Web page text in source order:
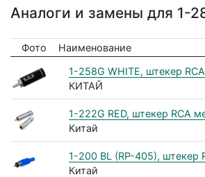
Аналоги и замены для 1-
Фото Наименование
1-258G WHITE, штекер
КИТАЙ
1-222G RED, штекер RCA
Китай
1-200 BL (RP-405), штекер
Китай